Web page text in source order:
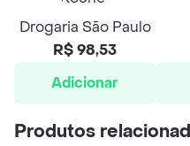
Drogaria São Paulo
R$ 98,53
Adicionar
Produtos